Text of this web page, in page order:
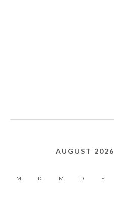
AUGUST 2026
M D M D F